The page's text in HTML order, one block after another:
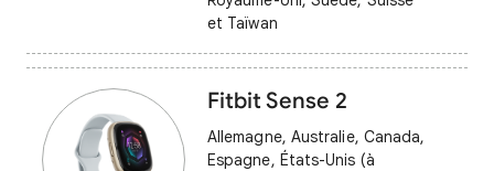
et Taïwan
Fitbit Sense 2
Allemagne, Australie, Canada,
Espagne, États-Unis (à